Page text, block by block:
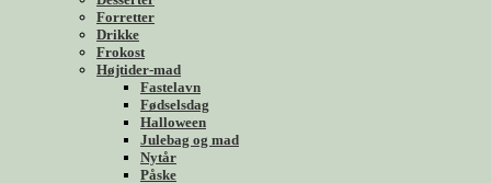
Forretter
Drikke
Frokost
Højtider-mad
Fastelavn
Fødselsdag
Halloween
Julebag og mad
Nytår
Påske